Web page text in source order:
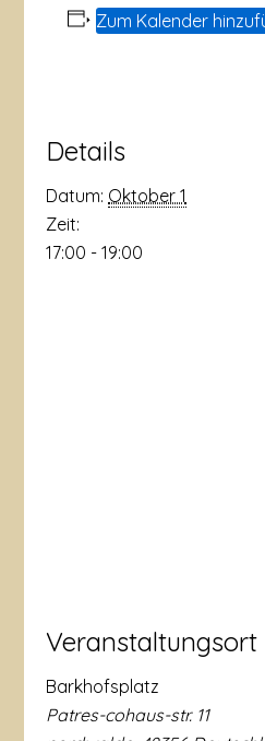
Zum Kalender
Details
Datum: Oktober 1
Zeit:
17:00 - 19:00
Veranstaltungsort
Barkhofsplatz
Patres-cohaus-str. 11